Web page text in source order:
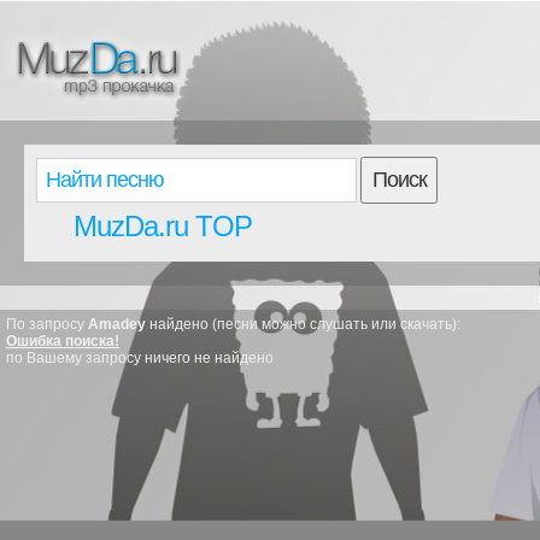
Поиск
MuzDa.ru TOP
По запросу Amadey найдено (песни можно слушать или скачать):
Ошибка поиска!
по Вашему запросу ничего не найдено